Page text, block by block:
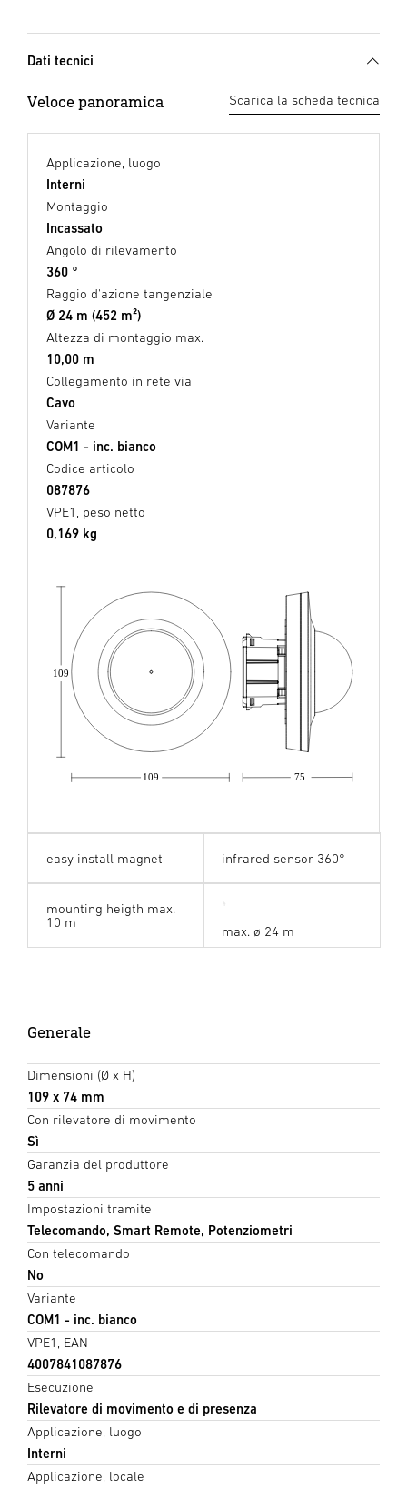
Dati tecnici
Veloce panoramica Scarica la scheda tecnica
Applicazione, luogo
Interni
Montaggio
Incassato
Angolo di rilevamento
360 °
Raggio d'azione tangenziale
Ø 24 m (452 m²)
Altezza di montaggio max.
10,00 m
Collegamento in rete via
Cavo
Variante
COM1 - inc. bianco
Codice articolo
087876
VPE1, peso netto
0,169 kg
75
109
109
easy install magnet infrared sensor 360°
mounting heigth max.
10 m
max. ø 24 m
Generale
Dimensioni (Ø x H)
109 x 74 mm
Con rilevatore di movimento
Sì
Garanzia del produttore
5 anni
Impostazioni tramite
Telecomando, Smart Remote, Potenziometri
Con telecomando
No
Variante
COM1 - inc. bianco
VPE1, EAN
4007841087876
Esecuzione
Rilevatore di movimento e di presenza
Applicazione, luogo
Interni
Applicazione, locale